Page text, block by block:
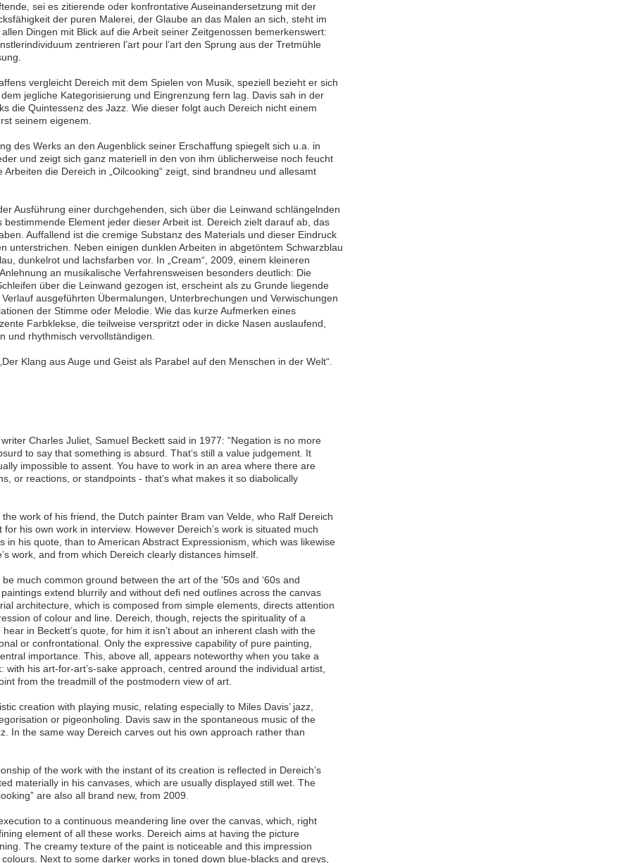
sei es zitierende oder konfrontative Auseinandersetzung mit der
der puren Malerei, der Glaube an das Malen an sich, steht im
Dingen mit Blick auf die Arbeit seiner Zeitgenossen bemerkenswert:
zentrieren l’art pour l’art den Sprung aus der Tretmühle
vergleicht Dereich mit dem Spielen von Musik, speziell bezieht er sich
jegliche Kategorisierung und Eingrenzung fern lag. Davis sah in der
die Quintessenz des Jazz. Wie dieser folgt auch Dereich nicht einem
seinem eigenem.
des Werks an den Augenblick seiner Erschaffung spiegelt sich u.a. in
und zeigt sich ganz materiell in den von ihm üblicherweise noch feucht
die Dereich in „Oilcooking“ zeigt, sind brandneu und allesamt
Ausführung einer durchgehenden, sich über die Leinwand schlängelnden
bestimmende Element jeder dieser Arbeit ist. Dereich zielt darauf ab, das
Auffallend ist die cremige Substanz des Materials und dieser Eindruck
unterstrichen. Neben einigen dunklen Arbeiten in abgetöntem Schwarzblau
dunkelrot und lachsfarben vor. In „Cream“, 2009, einem kleineren
an musikalische Verfahrensweisen besonders deutlich: Die
über die Leinwand gezogen ist, erscheint als zu Grunde liegende
ausgeführten Übermalungen, Unterbrechungen und Verwischungen
der Stimme oder Melodie. Wie das kurze Aufmerken eines
Farbklekse, die teilweise verspritzt oder in dicke Nasen auslaufend,
und rhythmisch vervollständigen.
Klang aus Auge und Geist als Parabel auf den Menschen in der Welt“.
Charles Juliet, Samuel Beckett said in 1977: “Negation is no more
to say that something is absurd. That‘s still a value judgement. It
impossible to assent. You have to work in an area where there are
or reactions, or standpoints - that‘s what makes it so diabolically
work of his friend, the Dutch painter Bram van Velde, who Ralf Dereich
his own work in interview. However Dereich’s work is situated much
in his quote, than to American Abstract Expressionism, which was likewise
work, and from which Dereich clearly distances himself.
much common ground between the art of the ‘50s and ‘60s and
extend blurrily and without defi ned outlines across the canvas
architecture, which is composed from simple elements, directs attention
of colour and line. Dereich, though, rejects the spirituality of a
hear in Beckett’s quote, for him it isn’t about an inherent clash with the
or confrontational. Only the expressive capability of pure painting,
importance. This, above all, appears noteworthy when you take a
with his art-for-art’s-sake approach, centred around the individual artist,
from the treadmill of the postmodern view of art.
creation with playing music, relating especially to Miles Davis’ jazz,
or pigeonholing. Davis saw in the spontaneous music of the
In the same way Dereich carves out his own approach rather than
of the work with the instant of its creation is reflected in Dereich’s
materially in his canvases, which are usually displayed still wet. The
are also all brand new, from 2009.
to a continuous meandering line over the canvas, which, right
element of all these works. Dereich aims at having the picture
The creamy texture of the paint is noticeable and this impression
Next to some darker works in toned down blue-blacks and greys,